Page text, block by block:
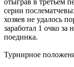
серии
хозяев не удалось
заработал 1 очко
поединка.
Турнирное